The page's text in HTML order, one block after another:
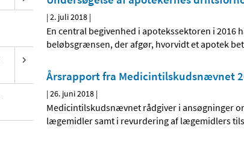
|2. juli 2018 |
En central begivenhed i apotekssektoren i 2016
beløbsgrænsen, der afgør, hvorvidt et apotek
Årsrapport fra Medicintilskudsnævnet
|26. juni 2018 |
Medicintilskudsnævnet rådgiver i ansøgninger
lægemidler samt i revurdering af lægemidlers